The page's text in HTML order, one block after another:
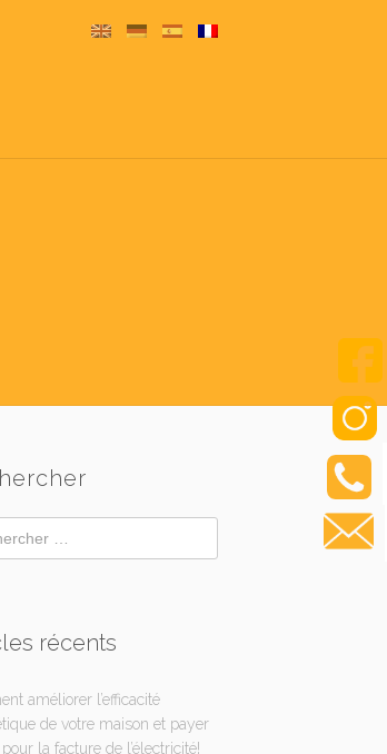
récents
améliorer l’efficacité
de votre maison et payer
la facture de l’électricité!